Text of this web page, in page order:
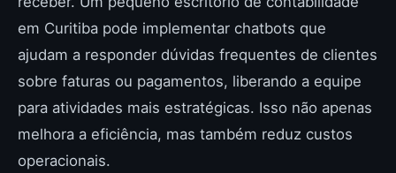
em Curitiba pode implementar chatbots que
ajudam a responder dúvidas frequentes de clientes
sobre faturas ou pagamentos, liberando a equipe
para atividades mais estratégicas. Isso não apenas
melhora a eficiência, mas também reduz custos
operacionais.